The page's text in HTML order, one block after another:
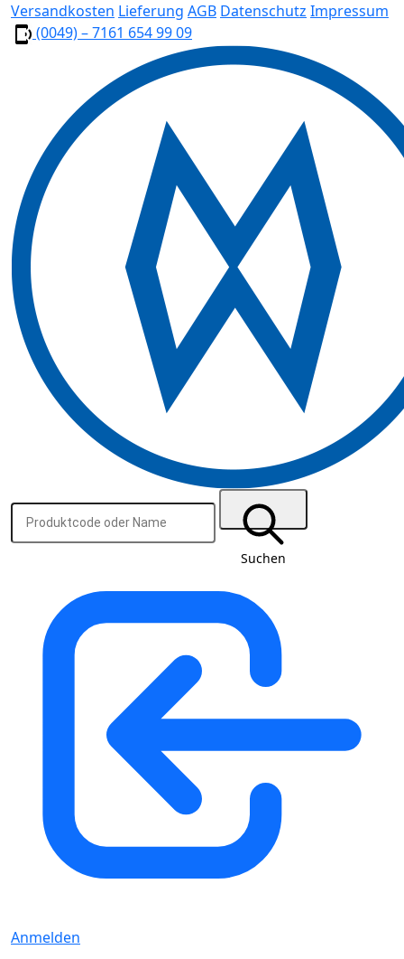
Versandkosten Lieferung AGB Datenschutz Impressum
(0049) – 7161 654 99 09
Suchen
Anmelden